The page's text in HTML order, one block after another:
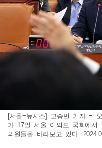
[서울=뉴시스] 고승민 기자 =
가 17일 서울 여의도 국회에서
의원들을 바라보고 있다.